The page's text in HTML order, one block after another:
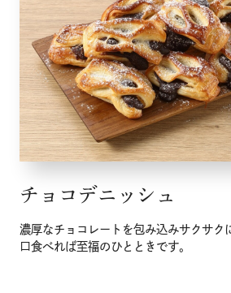
チョコデニッシュ
濃厚なチョコレートを包み込みサクサク
口食べれば至福のひとときです。